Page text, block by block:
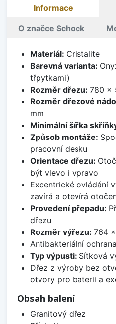
Informace
O značce Schock
Materiál: Cristalite
Barevná varianta:
třpytkami)
Rozměr dřezu: 780 x
Rozměr dřezové
mm
Minimální šířka
Způsob montáže:
pracovní desku
Orientace dřezu:
být vlevo i vpravo
Excentrické ovládání
zavírá a otevírá
Provedení přepadu:
dřezu
Rozměr výřezu: 764
Antibakteriální
Typ výpusti: Sítková
Dřez z výroby bez
otvory pro baterii a
Obsah balení
Granitový dřez